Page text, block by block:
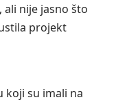
nije jasno što
projekt
koji su imali na